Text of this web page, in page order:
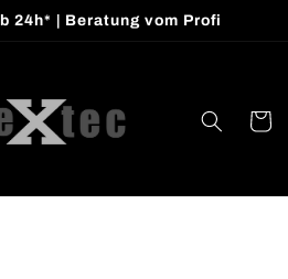
24h* | Beratung vom Profi